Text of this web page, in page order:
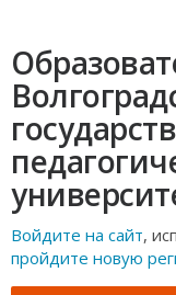
Войдите на сайт,
пройдите новую